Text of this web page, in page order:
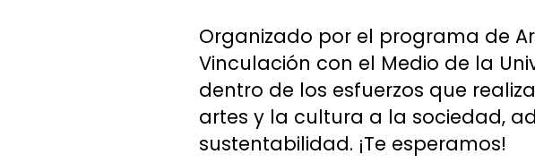
Organizado por el programa de
Vinculación con el Medio de la
dentro de los esfuerzos que
artes y la cultura a la sociedad,
sustentabilidad. ¡Te esperamos!